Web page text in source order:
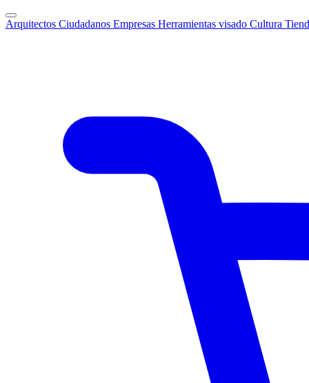
Arquitectos Ciudadanos Empresas Herramientas visado Cultura